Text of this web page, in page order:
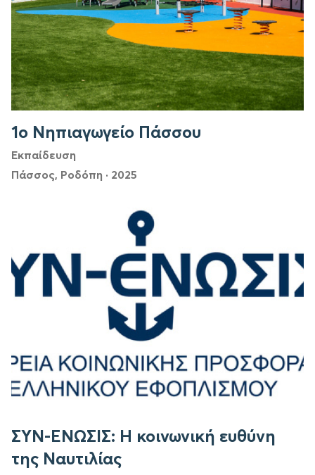
1ο Νηπιαγωγείο Πάσσου
Εκπαίδευση
Πάσσος, Ροδόπη · 2025
ΣΥΝ-ΕΝΩΣΙΣ: Η κοινωνική ευθύνη
της Ναυτιλίας